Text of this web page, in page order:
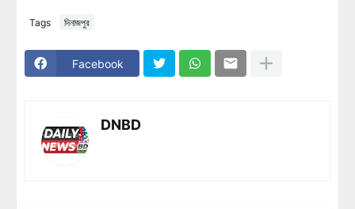
Tags দিনাজপুর
Facebook
DNBD